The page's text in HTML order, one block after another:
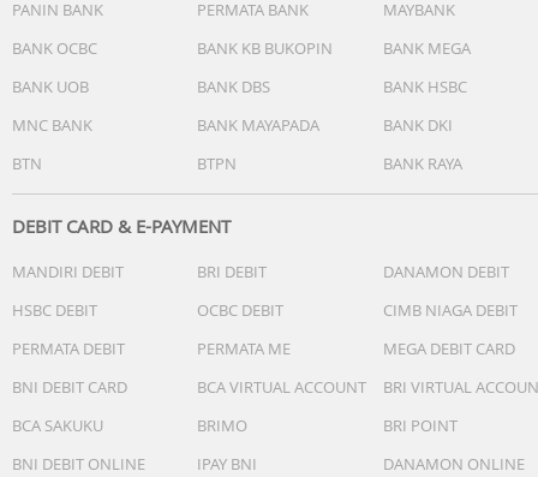
PANIN BANK
PERMATA BANK
MAYBANK
BANK OCBC
BANK KB BUKOPIN
BANK MEGA
BANK UOB
BANK DBS
BANK HSBC
MNC BANK
BANK MAYAPADA
BANK DKI
BTN
BTPN BANK RAYA
DEBIT CARD & E-PAYMENT
MANDIRI DEBIT BRI DEBIT
DANAMON DEBIT
HSBC DEBIT
OCBC DEBIT
CIMB NIAGA DEBIT
PERMATA DEBIT
PERMATA ME
MEGA DEBIT CARD
BNI DEBIT CARD
BCA VIRTUAL ACCOUNT
BRI VIRTUAL
BCA SAKUKU
BRIMO
BRI POINT
BNI DEBIT ONLINE
IPAY BNI
DANAMON ONLINE